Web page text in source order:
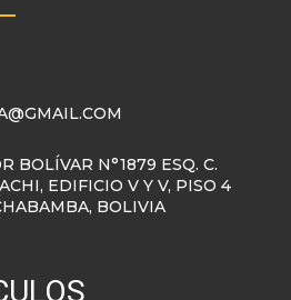
BOLÍVAR N°1879 ESQ. C.
EDIFICIO V Y V, PISO 4
BOLIVIA